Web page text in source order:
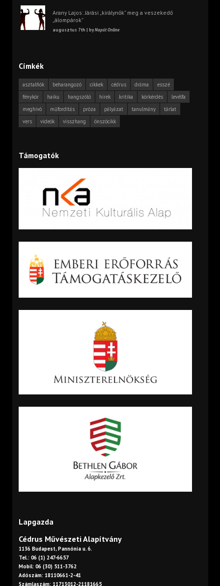
Arany Lajos: Járási „királynők” meg a veszekedő
„álompárok”
augusztus 7th | byNapút Online
Címkék
asztalfiók beharangozó cikkek cédrus dráma
esszé
fénykör
haiku hangszóló hírek kritika körkérdés
levélfa
meghívó
műfordítás próza pályázat tanulmány
tárlat
vers
videók visszhang önszócikk
Támogatók
Lapgazda
Cédrus Művészeti Alapítvány
1136 Budapest, Pannónia u. 6.
Tel.: 06 (1) 247-6657
Mobil: 06 (30) 511-3762
Adószám: 18110661-2-41
Számlaszám: 11713012-21181665